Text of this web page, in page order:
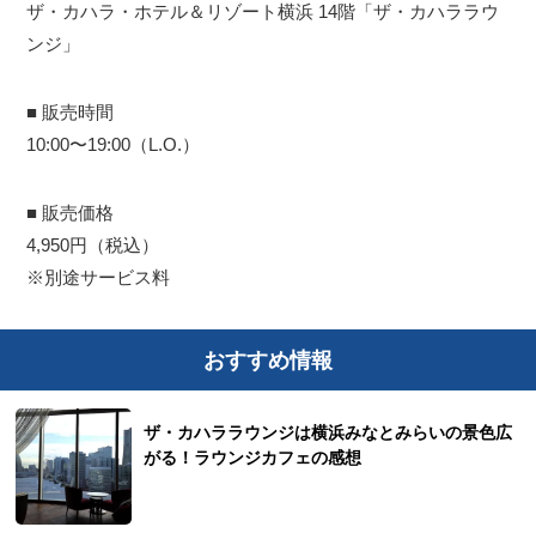
ザ・カハラ・ホテル＆リゾート横浜 14階「ザ・カハララウ
ンジ」
■ 販売時間
10:00〜19:00（L.O.）
■ 販売価格
4,950円（税込）
※別途サービス料
おすすめ情報
ザ・カハララウンジは横浜みなとみらいの景色広
がる！ラウンジカフェの感想